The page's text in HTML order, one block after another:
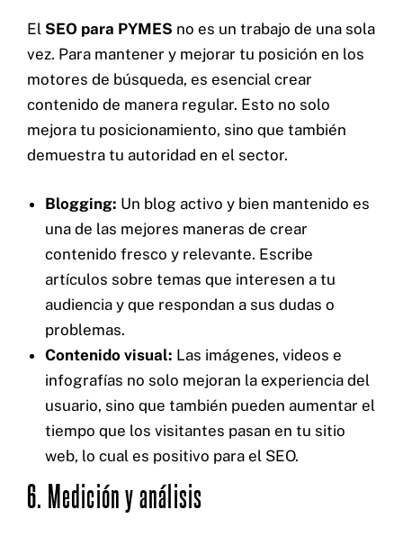
El SEO para PYMES no es un trabajo de una sola
vez. Para mantener y mejorar tu posición en los
motores de búsqueda, es esencial crear
contenido de manera regular. Esto no solo
mejora tu posicionamiento, sino que también
demuestra tu autoridad en el sector.
Blogging: Un blog activo y bien mantenido es
una de las mejores maneras de crear
contenido fresco y relevante. Escribe
artículos sobre temas que interesen a tu
audiencia y que respondan a sus dudas o
problemas.
Contenido visual: Las imágenes, videos e
infografías no solo mejoran la experiencia del
usuario, sino que también pueden aumentar el
tiempo que los visitantes pasan en tu sitio
web, lo cual es positivo para el SEO.
6. Medición y análisis